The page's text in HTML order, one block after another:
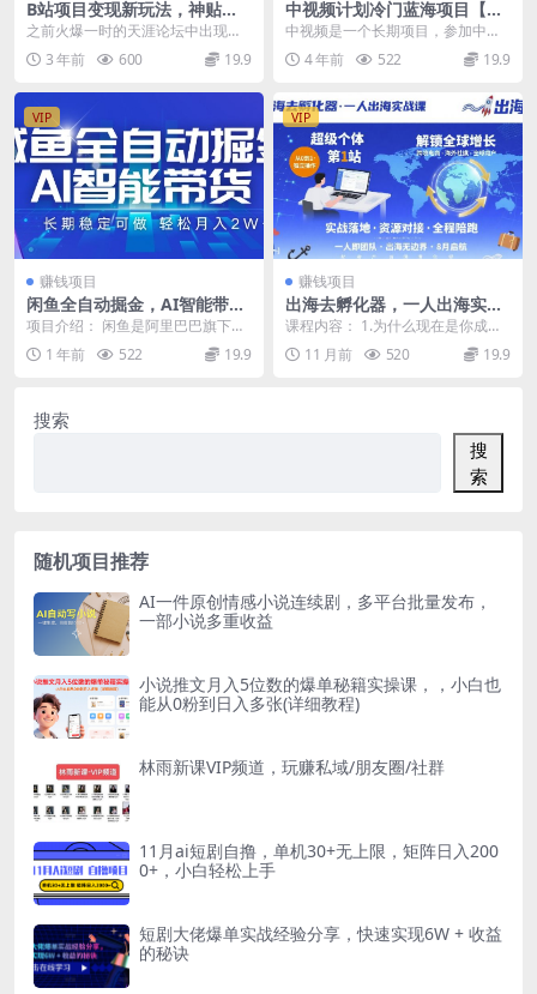
B站项目变现新玩法，神贴私
域引流，0成本，可轻松实现
月入6000+
之前火爆一时的天涯论坛中出现了
很多非常受欢迎的帖子，成功地预
言了许多形势和事件。...
3 年前 600 19.9
中视频计划冷门蓝海项目【二
创解说】培训课程：播放越高
收益越高！
中视频是一个长期项目，参加中视
频后你的视频有播放量就有收益，
播放量越高，收益就越...
4 年前 522 19.9
VIP
赚钱项目
闲鱼全自动掘金，AI智能带
货，长期稳定可做，轻松月入
项目介绍： 闲鱼是阿里巴巴旗下闲
置交易平台，同时也是目前国内最
大的二手物品交易平...
1 年前 522 19.9
VIP
赚钱项目
出海去孵化器，一人出海实战
课，​超级个体第1站，解锁全
课程内容： 1.为什么现在是你成为
出海创客的最佳时机(1).mp4 2.让世
界认...11 月前 520 19.9
搜索
搜
索
随机项目推荐
AI一件原创情感小说连续剧，多平台批量发布，
一部小说多重收益
小说推文月入5位数的爆单秘籍实操课，，小白也
能从0粉到日入多张(详细教程)
林雨新课VIP频道，玩赚私域/朋友圈/社群
11月ai短剧自撸，单机30+无上限，矩阵日入200
0+，小白轻松上手
短剧大佬爆单实战经验分享，快速实现6W + 收益
的秘诀